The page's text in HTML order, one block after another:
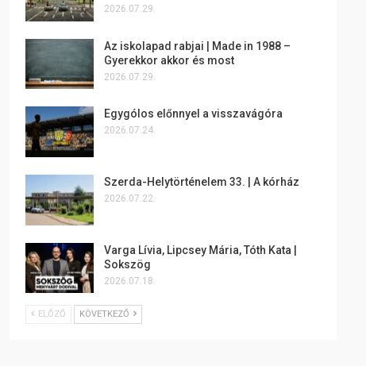
2026.07.29.
Az iskolapad rabjai | Made in 1988 –
Gyerekkor akkor és most
2026.07.29.
Egygólos előnnyel a visszavágóra
2026.07.24.
Szerda-Helytörténelem 33. | A kórház
2026.07.22.
Varga Lívia, Lipcsey Mária, Tóth Kata |
Sokszög
2026.07.18.
ELŐZŐ KÖVETKEZŐ